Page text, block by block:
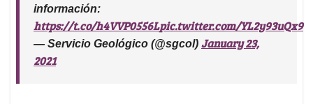
información:
https://t.co/h4VVP0556Lpic.twitter.com/YL2y93uQx9
— Servicio Geológico (@sgcol) January 23,
2021